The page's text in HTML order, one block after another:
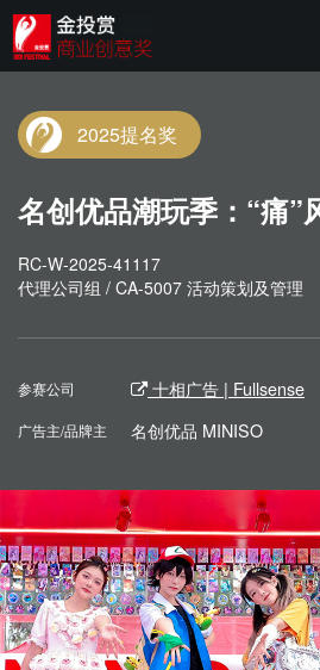
2025提名奖
名创优品潮玩季：“痛”
RC-W-2025-41117
代理公司组 / CA-5007 活动策划及管理
参赛公司 十相广告 | Fullsense
广告主/品牌主 名创优品 MINISO